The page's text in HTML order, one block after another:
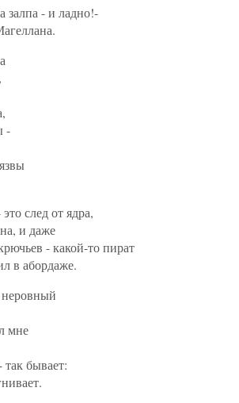
залпа - и ладно!-
-
след от ядра,
и даже
- какой-то пират
в абордаже.
мне
бывает: